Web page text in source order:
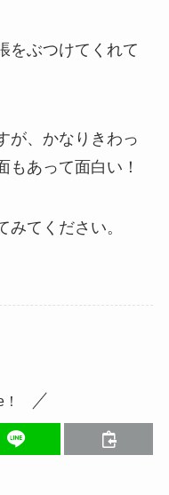
をぶつけてくれて
が、かなりきわっ
もあって面白い！
てください。